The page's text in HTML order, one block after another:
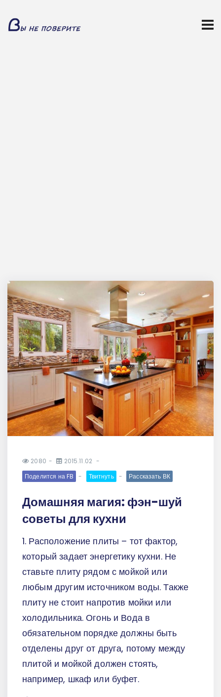
2080
2015.11.02
Поделится на FB
Твитнуть Рассказать ВК
Домашняя магия: фэн-шуй
советы для кухни
1. Расположение плиты – тот фактор,
который задает энергетику кухни. Не
ставьте плиту рядом с мойкой или
любым другим источником воды. Также
плиту не стоит напротив мойки или
холодильника. Огонь и Вода в
обязательном порядке должны быть
отделены друг от друга, потому между
плитой и мойкой должен стоять,
например, шкаф или буфет.